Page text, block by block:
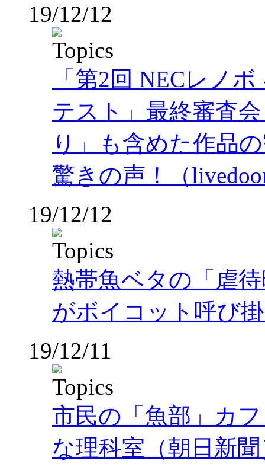
19/12/12
「第2回 NECレノ
テスト」最終審査
り」も含めた作品
驚きの声！（
19/12/12
熱帯魚ベタの「虐
がボイコット呼び掛
19/12/11
市民の「魚部」カ
な理科室（朝日新